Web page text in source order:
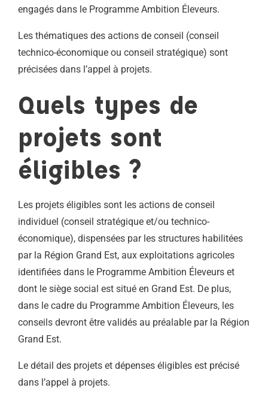
engagés dans le Programme Ambition Éleveurs.
Les thématiques des actions de conseil (conseil
technico-économique ou conseil stratégique) sont
précisées dans l’appel à projets.
Quels types de
projets sont
éligibles ?
Les projets éligibles sont les actions de conseil
individuel (conseil stratégique et/ou technico-
économique), dispensées par les structures habilitées
par la Région Grand Est, aux exploitations agricoles
identifiées dans le Programme Ambition Éleveurs et
dont le siège social est situé en Grand Est. De plus,
dans le cadre du Programme Ambition Éleveurs, les
conseils devront être validés au préalable par la Région
Grand Est.
Le détail des projets et dépenses éligibles est précisé
dans l’appel à projets.